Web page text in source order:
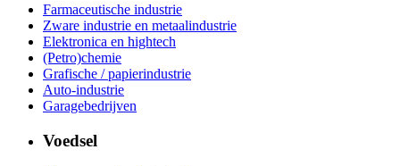
Farmaceutische industrie
Zware industrie en metaalindustrie
Elektronica en hightech
(Petro)chemie
Grafische / papierindustrie
Auto-industrie
Garagebedrijven
Voedsel